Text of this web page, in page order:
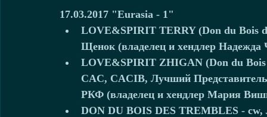
17.03.2017 "Eurasia - 1"
LOVE&SPIRIT TERRY (Don du Bois
Щенок (владелец и хендлер
LOVE&SPIRIT ZHIGAN (Don du
CAC, CACIB, Лучший
РКФ (владелец и хендлер Мария
DON DU BOIS DES TREMBLES -